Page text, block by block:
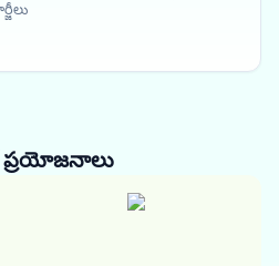
ప్రయోజనాలు